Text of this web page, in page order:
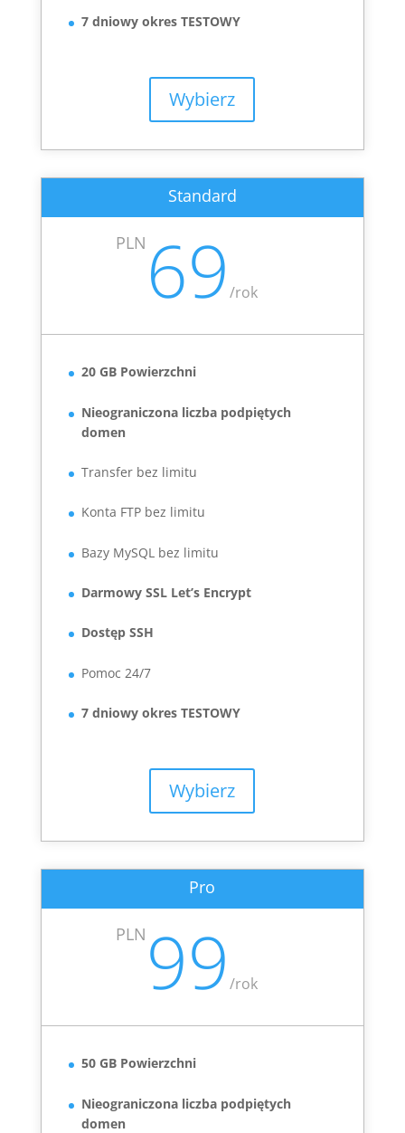
7 dniowy okres TESTOWY
Wybierz
Standard
PLN 69/rok
20 GB Powierzchni
Nieograniczona liczba podpiętych
domen
Transfer bez limitu
Konta FTP bez limitu
Bazy MySQL bez limitu
Darmowy SSL Let’s Encrypt
Dostęp SSH
Pomoc 24/7
7 dniowy okres TESTOWY
Wybierz
Pro
PLN 99/rok
50 GB Powierzchni
Nieograniczona liczba podpiętych
domen